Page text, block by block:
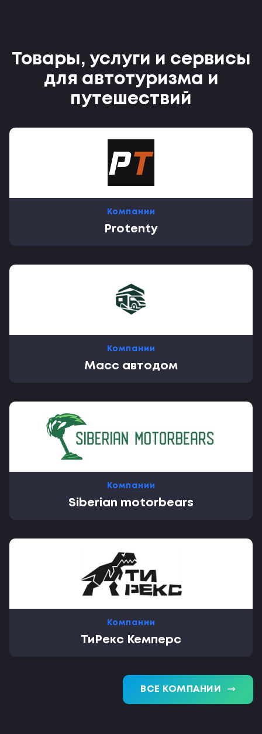
Товары, услуги и сервисы
для автотуризма и
путешествий
Компании
Protenty
Компании
Масс автодом
Компании
Siberian motorbears
Компании
ТиРекс Кемперс
ВСЕ КОМПАНИИ trending_flat